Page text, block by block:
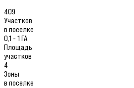
409
Участков
в поселке
0,1 - 1 ГА
Площадь
участков
4
Зоны
в поселке